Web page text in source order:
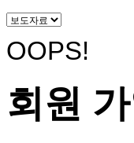
OOPS!
회원